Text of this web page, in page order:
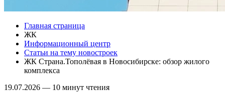
Главная страница
ЖК
Информационный центр
Статьи на тему новостроек
ЖК Страна.Тополёвая в Новосибирске: обзор жилого
комплекса
19.07.2026 — 10 минут чтения